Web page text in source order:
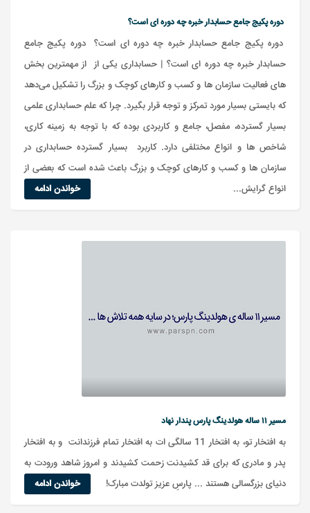
دوره پکیج جامع حسابدار خبره چه دوره ای است؟
دوره پکیج جامع حسابدار خبره چه دوره ای است؟ دوره پکیج جامع
حسابدار خبره چه دوره ای است؟ | حسابداری یکی از از مهمترین بخش
های فعالیت سازمان ها و کسب و کارهای کوچک و بزرگ را تشکیل می‌دهد
که بایستی بسیار مورد تمرکز و توجه قرار بگیرد. چرا که علم حسابداری علمی
بسیار گسترده، مفصل، جامع و کاربردی بوده که با توجه به زمینه کاری،
شاخص ها و انواع مختلفی دارد. کاربرد بسیار گسترده حسابداری در
سازمان ها و کسب و کارهای کوچک و بزرگ باعث شده است که بعضی از
انواع گرایش...
خواندن ادامه
مسیر ۱۱ ساله هولدینگ پارس پندار نهاد
به افتخار تو، به افتخار 11 سالگی ات به افتخار تمام فرزندانت و به افتخار
پدر و مادری که برای قد کشیدنت زحمت کشیدند و امروز شاهد ورودت به
دنیای بزرگسالی هستند ... پارسِ عزیز تولدت مبارک!
خواندن ادامه